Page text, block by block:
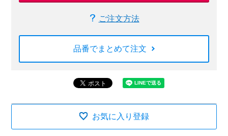
ご注文方法
品番でまとめて注文
お気に入り登録